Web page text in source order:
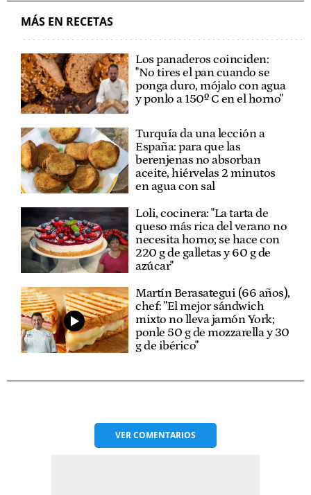
MÁS EN RECETAS
Los panaderos coinciden:
"No tires el pan cuando se
ponga duro, mójalo con agua
y ponlo a 150º C en el horno"
Turquía da una lección a
España: para que las
berenjenas no absorban
aceite, hiérvelas 2 minutos
en agua con sal
Loli, cocinera: "La tarta de
queso más rica del verano no
necesita horno; se hace con
220 g de galletas y 60 g de
azúcar"
Martín Berasategui (66 años),
chef: "El mejor sándwich
mixto no lleva jamón York;
ponle 50 g de mozzarella y 30
g de ibérico"
VERCOMENTARIOS